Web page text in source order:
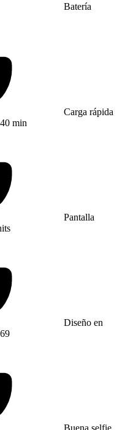
Batería
Carga rápida
min
Pantalla
Diseño en
Buena selfie